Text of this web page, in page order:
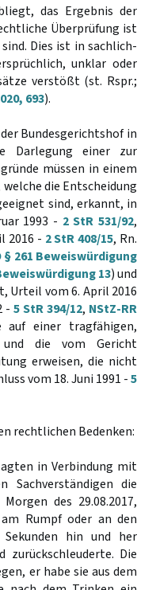
das Ergebnis der
Überprüfung ist
Dies ist in sachlich-
unklar oder
verstößt (st. Rspr.;
693).
Bundesgerichtshof in
Darlegung einer zur
müssen in einem
die Entscheidung
sind, erkannt, in
1993 - 2 StR 531/92,
2016 - 2 StR 408/15, Rn.
§ 261 Beweiswürdigung
13) und
Urteil vom 6. April 2016
- 5 StR 394/12, NStZ-RR
auf einer tragfähigen,
und die vom Gericht
erweisen, die nicht
vom 18. Juni 1991 -5
rechtlichen Bedenken:
in Verbindung mit
Sachverständigen die
des 29.08.2017,
Rumpf oder an den
hin und her
Die
er habe sie aus dem